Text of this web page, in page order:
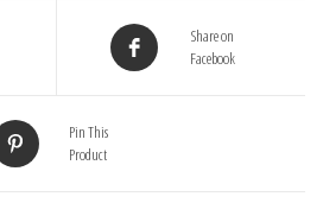
Share on
Facebook
Pin This
Product